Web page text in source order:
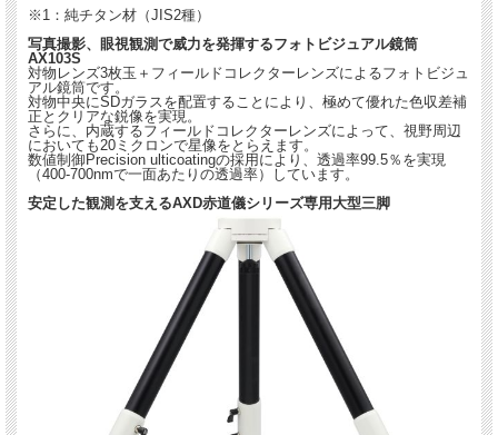
※1：純チタン材（JIS2種）
写真撮影、眼視観測で威力を発揮するフォトビジュアル鏡筒
AX103S
対物レンズ3枚玉＋フィールドコレクターレンズによるフォトビジュ
アル鏡筒です。
対物中央にSDガラスを配置することにより、極めて優れた色収差補
正とクリアな鋭像を実現。
さらに、内蔵するフィールドコレクターレンズによって、視野周辺
においても20ミクロンで星像をとらえます。
数値制御Precision ulticoatingの採用により、透過率99.5％を実現
（400-700nmで一面あたりの透過率）しています。
安定した観測を支えるAXD赤道儀シリーズ専用大型三脚